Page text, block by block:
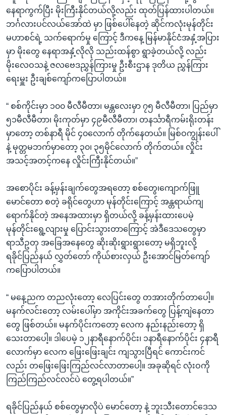
နေရာကွက်ပြီး မိုးကြီးနိုင်တယ်လို့လည်း ထုတ်ပြန်ထားပါတယ်။
ဘင်္ဂလားပင်လယ်အော်ထဲ မှာ ဖြစ်ပေါ်နေတဲ့ ဆိုင်ကလုံးမုန်တိုင်း
မဟာစင်ရဲ့ သက်ရောက်မှု ကြောင့် ဒီကနေ့ မြန်မာနိုင်ငံအနှံ့အပြား
မှာ မိုးတွေ နေရာအနှံ့လိုလို သည်းထန်စွာ ရွာခဲ့တယ်လို့ လည်း
မိုးလေဝသနဲ့ ဇလဗေဒညွှန်ကြားမှု ဦးစီးဌာန ဒုတိယ ညွှန်ကြား
ရေးမှူး ဦးချစ်ကျော်ကပြောပါတယ်။
“ စစ်ကိုင်းမှာ ၁၀၀ မီလီမီတာ၊ မန္တလေးမှာ ၇၅ မီလီမီတာ၊ ပြည်မှာ
၅၁မီလီမီတာ၊ မိုးကုတ်မှာ ၄၉မီလီမီတာ၊ တနင်္သာရီကမ်းရိုးတန်း
မှာတော့ တစ်နာရီ မိုင် ၄၀လောက် တိုက်နေတယ်။ မြစ်ဝကျွန်းပေါ်
နဲ့ မုတ္တမဘက်မှာတော့ ၃၀၊ ၃၅မိုင်လောက် တိုက်တယ်။ လှိုင်း
အသင့်အတင့်ကနေ လှိုင်းကြီးနိုင်တယ်။”
အစောပိုင်း ခန့်မှန်းချက်တွေအရတော့ စစ်တွေ၊ကျောက်ဖြူ
မောင်တော စတဲ့ ခရိုင်တွေဟာ မုန်တိုင်းကြောင့် အန္တရာယ်ကျ
ရောက်နိုင်တဲ့ အနေအထားမှာ ရှိတယ်လို့ ခန့်မှန်းထားပေမဲ့
မုန်တိုင်းရွေ့လျားမှု ပြောင်းသွားတာကြောင့် အဲဒီဒေသတွေမှာ
ရာသီဥတု အခြေအနေတွေ ဆိုးဆိုးရွားရွားတော့ မရှိဘူးလို့
ရခိုင်ပြည်နယ် လွှတ်တော် ကိုယ်စားလှယ် ဦးအောင်မြတ်ကျော်
ကပြောပါတယ်။
“ မနေ့ညက တညလုံးတော့ လေပြင်းတွေ တအားတိုက်တာပေါ့။
မနက်လင်းတော့ လမ်းပေါ်မှာ အကိုင်းအခက်တွေ ပြန့်ကျဲနေတာ
တွေ ဖြစ်တယ်။ မနက်ပိုင်းကတော့ လေက နည်းနည်းတော့ ရှိ
သေးတာပေါ့။ ဒါပေမဲ့ ၁၂နာရီနောက်ပိုင်း၊ ၁နာရီနောက်ပိုင်း ၄နာရီ
လောက်မှာ လေက ဖြေးဖြေးချင်း ကျသွားပြီရင် ကောင်းကင်
လည်း တဖြေးဖြေးကြည်လင်လာတာပေါ့။ အခုဆိုရင် လုံးဝကို
ကြည်ကြည်လင်လင်ပဲ တွေ့ရပါတယ်။”
ရခိုင်ပြည်နယ် စစ်တွေမှာလိုပဲ မောင်တော့ နဲ့ ဘူးသီးတောင်ဒေသ